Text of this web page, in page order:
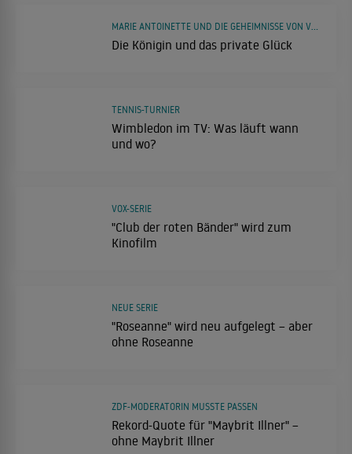
Die Königin und das private Glück
Wimbledon im TV: Was läuft wann
und wo?
TENNIS-TURNIER
"Club der roten Bänder" wird zum
Kinofilm
VOX-SERIE
"Roseanne" wird neu aufgelegt – aber
ohne Roseanne
NEUE SERIE
Rekord-Quote für "Maybrit Illner" –
ohne Maybrit Illner
ZDF-MODERATORIN MUSSTE PASSEN